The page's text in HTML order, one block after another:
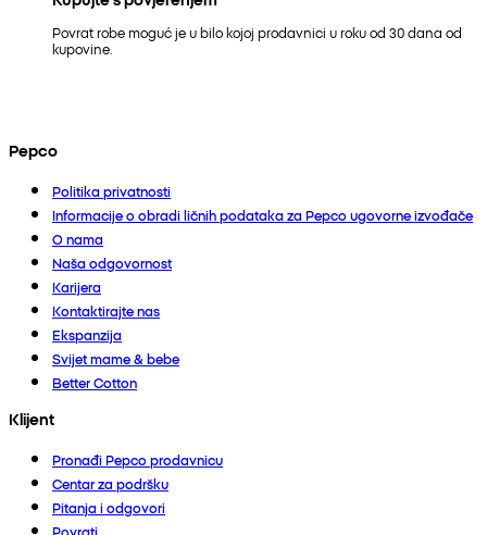
Povrat robe moguć je u bilo kojoj prodavnici u roku od 30 dana od
kupovine.
Pepco
Politika privatnosti
Informacije o obradi ličnih podataka za Pepco ugovorne izvođače
O nama
Naša odgovornost
Karijera
Kontaktirajte nas
Ekspanzija
Svijet mame & bebe
Better Cotton
Klijent
Pronađi Pepco prodavnicu
Centar za podršku
Pitanja i odgovori
Povrati